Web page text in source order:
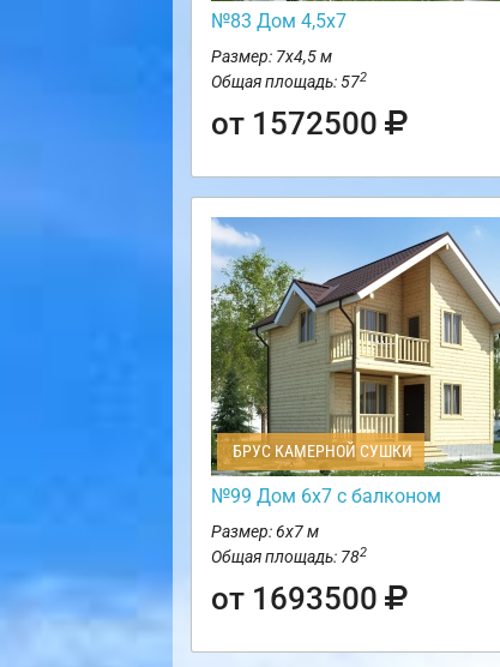
№83 Дом 4,5х7
Размер: 7х4,5 м
Общая площадь: 572
от 1572500
БРУС КАМЕРНОЙ СУШКИ
№99 Дом 6х7 с балконом
Размер: 6х7 м
Общая площадь: 782
от 1693500